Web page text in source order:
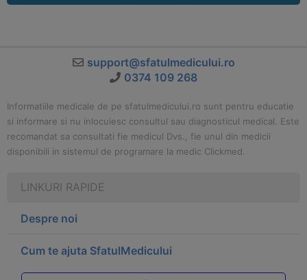
support@sfatulmedicului.ro
0374 109 268
Informatiile medicale de pe sfatulmedicului.ro sunt pentru educatie
si informare si nu inlocuiesc consultul sau diagnosticul medical. Este
recomandat sa consultati fie medicul Dvs., fie unul din medicii
disponibili in sistemul de programare la medic Clickmed.
LINKURI RAPIDE
Despre noi
Cum te ajuta SfatulMedicului